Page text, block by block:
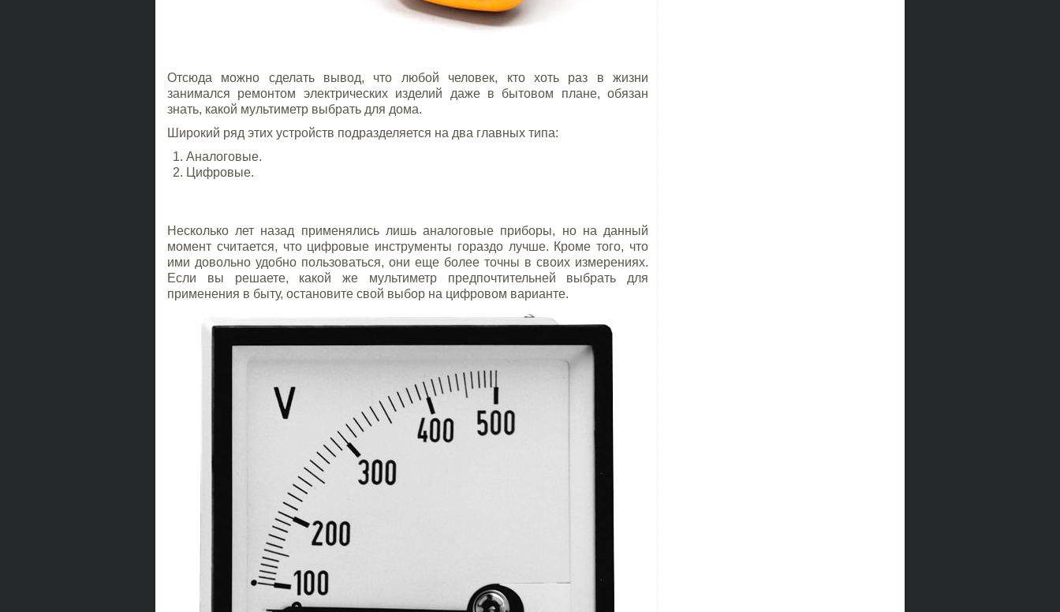
Отсюда можно сделать вывод, что любой человек, кто хоть раз в жизни
занимался ремонтом электрических изделий даже в бытовом плане, обязан
знать, какой мультиметр выбрать для дома.
Широкий ряд этих устройств подразделяется на два главных типа:
Аналоговые.
Цифровые.
Несколько лет назад применялись лишь аналоговые приборы, но на данный
момент считается, что цифровые инструменты гораздо лучше. Кроме того, что
ими довольно удобно пользоваться, они еще более точны в своих измерениях.
Если вы решаете, какой же мультиметр предпочтительней выбрать для
применения в быту, остановите свой выбор на цифровом варианте.